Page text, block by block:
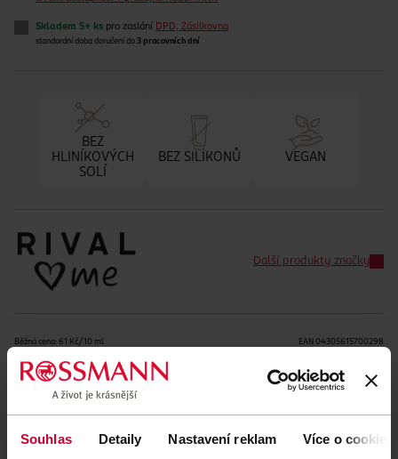
Souhlas Detaily Nastavení reklam Více o cookies
Skladem 5+ ks pro zaslání DPD, Zásilkovna
standardní doba doručení do 3 pracovních dní
BEZ
HLINÍKOVÝCH
SOLÍ
BEZ SILIKONŮ VEGAN
Další produkty značky
Běžná cena: 61 Kč/10 ml
EAN 04305615700298
Podobné produkty